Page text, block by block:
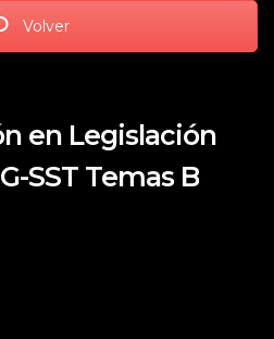
Volver
en Legislación
SST Temas B